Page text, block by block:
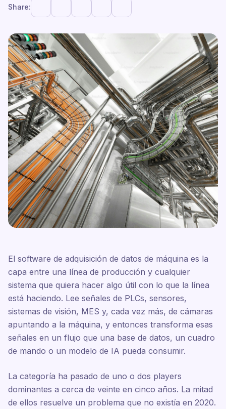
Share:
El software de adquisición de datos de máquina es la
capa entre una línea de producción y cualquier
sistema que quiera hacer algo útil con lo que la línea
está haciendo. Lee señales de PLCs, sensores,
sistemas de visión, MES y, cada vez más, de cámaras
apuntando a la máquina, y entonces transforma esas
señales en un flujo que una base de datos, un cuadro
de mando o un modelo de IA pueda consumir.
La categoría ha pasado de uno o dos players
dominantes a cerca de veinte en cinco años. La mitad
de ellos resuelve un problema que no existía en 2020.